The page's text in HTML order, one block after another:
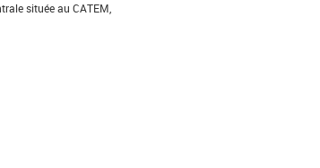
située au CATEM,